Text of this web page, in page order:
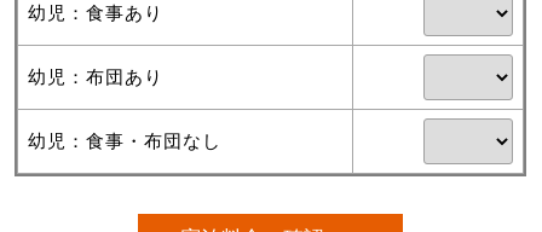
幼児：食事あり
幼児：布団あり
幼児：食事・布団なし